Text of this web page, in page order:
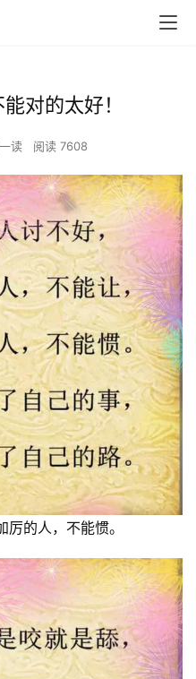
对的太好！
读 阅读 7608
的人，不能惯。